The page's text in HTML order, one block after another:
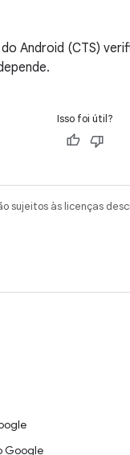
Android (CTS)
Isso foi útil?
sujeitos às licenças
Google